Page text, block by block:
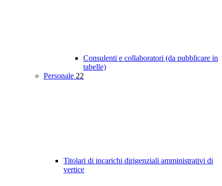
Consulenti e collaboratori (da pubblicare in
tabelle)
Personale 22
Titolari di incarichi dirigenziali amministrativi di
vertice